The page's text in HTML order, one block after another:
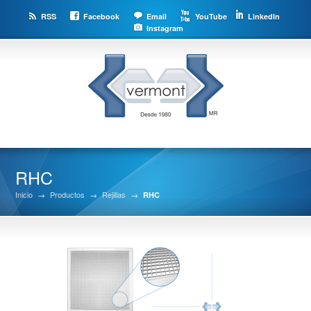
RSS Facebook Email YouTube
LinkedIn
Instagram
RHC
Inicio → Productos → Rejillas → RHC